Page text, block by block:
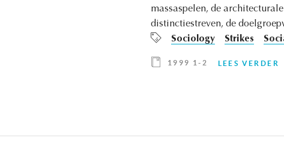
massaspelen, de
distinctiestreven, de
Sociology
Strikes
1999 1-2 LEES VERDER